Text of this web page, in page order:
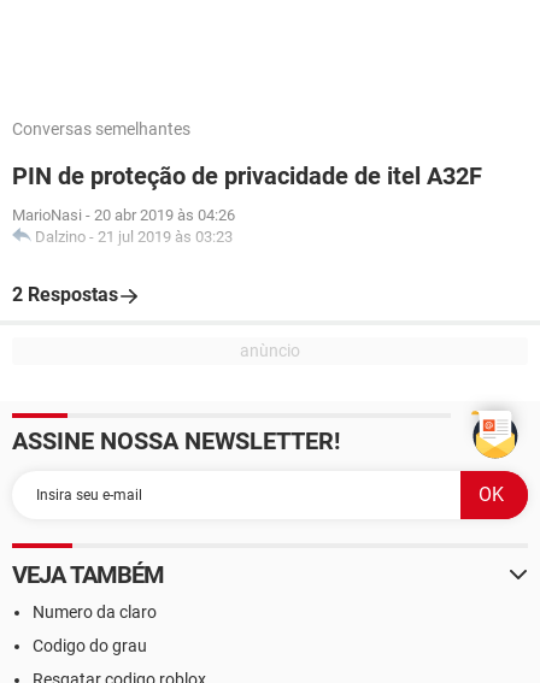
Conversas semelhantes
PIN de proteção de privacidade de itel A32F
MarioNasi - 20 abr 2019 às 04:26
Dalzino - 21 jul 2019 às 03:23
2 Respostas
ASSINE NOSSA NEWSLETTER!
VEJA TAMBÉM
Numero da claro
Codigo do grau